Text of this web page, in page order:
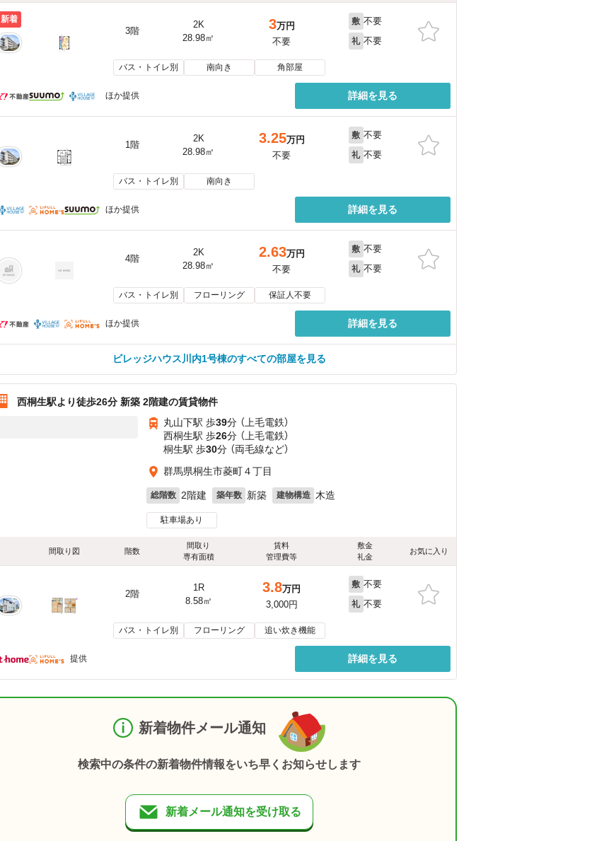
新着
3階
2K
28.98㎡
3万円
不要
敷 不要
礼 不要
バス・トイレ別 南向き 角部屋
ほか提供 詳細を見る
1階
2K
28.98㎡
3.25万円
不要
敷 不要
礼 不要
バス・トイレ別 南向き
ほか提供 詳細を見る
4階
2K
28.98㎡
2.63万円
不要
敷 不要
礼 不要
バス・トイレ別 フローリング 保証人不要
ほか提供 詳細を見る
ビレッジハウス川内1号棟のすべての部屋を見る
西桐生駅より徒歩26分 新築 2階建の賃貸物件
丸山下駅 歩39分 （上毛電鉄）
西桐生駅 歩26分 （上毛電鉄）
桐生駅 歩30分 （両毛線など）
群馬県桐生市菱町４丁目
総階数 2階建 築年数 新築 建物構造 木造
駐車場あり
間取り図 階数
間取り
専有面積
賃料
管理費等
敷金
礼金
お気に入り
2階
1R
8.58㎡
3.8万円
3,000円
敷 不要
礼 不要
バス・トイレ別 フローリング 追い炊き機能
提供 詳細を見る
新着物件メール通知
検索中の条件の新着物件情報をいち早くお知らせします
新着メール通知を受け取る